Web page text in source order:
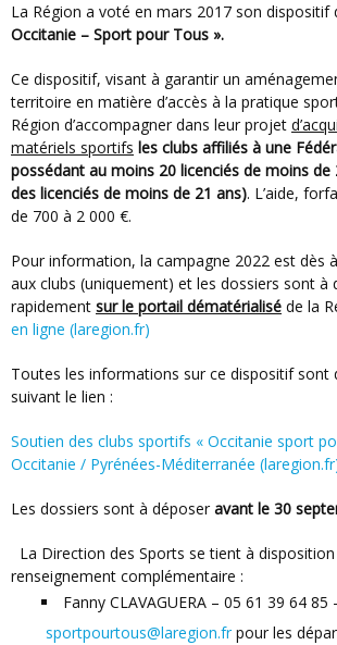
La Région a voté en mars 2017 son dispositif
Occitanie – Sport pour Tous ».
Ce dispositif, visant à garantir un aménagement équilibré du
territoire en matière d’accès à la pratique
Région d’accompagner dans leur projet
matériels sportifs les clubs affiliés à une
possédant au moins 20 licenciés de moins de
des licenciés de moins de 21 ans). L’aide,
de 700 à 2 000 €.
Pour information, la campagne 2022 est dès à présent ouverte
aux clubs (uniquement) et les dossiers sont à
rapidement sur le portail dématérialisé de la
en ligne (laregion.fr)
Toutes les informations sur ce dispositif sont disponibles en
suivant le lien :
Soutien des clubs sportifs « Occitanie sport pour tous » – Région
Occitanie / Pyrénées-Méditerranée
Les dossiers sont à déposer avant le 30
La Direction des Sports se tient à
renseignement complémentaire :
Fanny CLAVAGUERA – 05 61 39 64 85
sportpourtous@laregion.fr pour les